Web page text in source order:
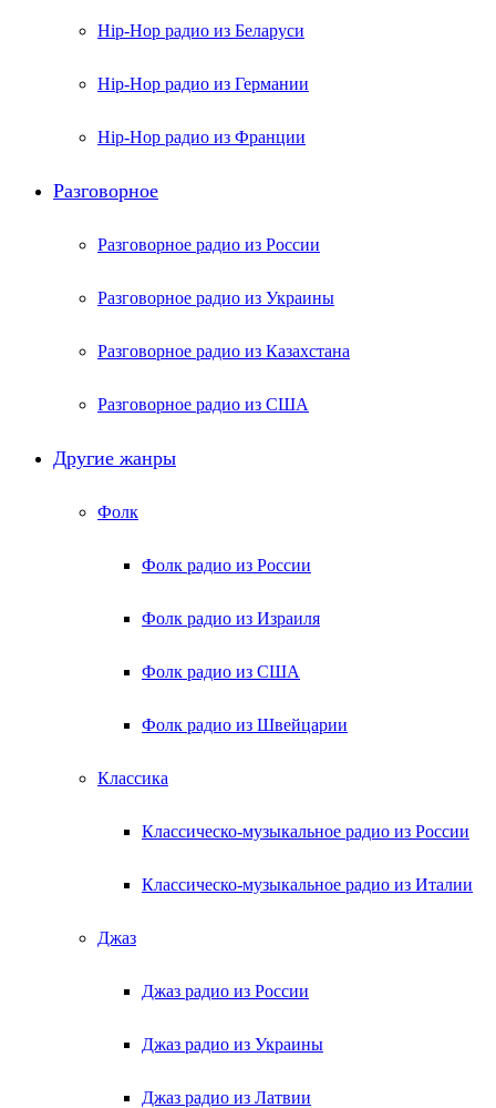
Hip-Hop радио из Беларуси
Hip-Hop радио из Германии
Hip-Hop радио из Франции
Разговорное
Разговорное радио из России
Разговорное радио из Украины
Разговорное радио из Казахстана
Разговорное радио из США
Другие жанры
Фолк
Фолк радио из России
Фолк радио из Израиля
Фолк радио из США
Фолк радио из Швейцарии
Классика
Классическо-музыкальное радио из России
Классическо-музыкальное радио из Италии
Джаз
Джаз радио из России
Джаз радио из Украины
Джаз радио из Латвии